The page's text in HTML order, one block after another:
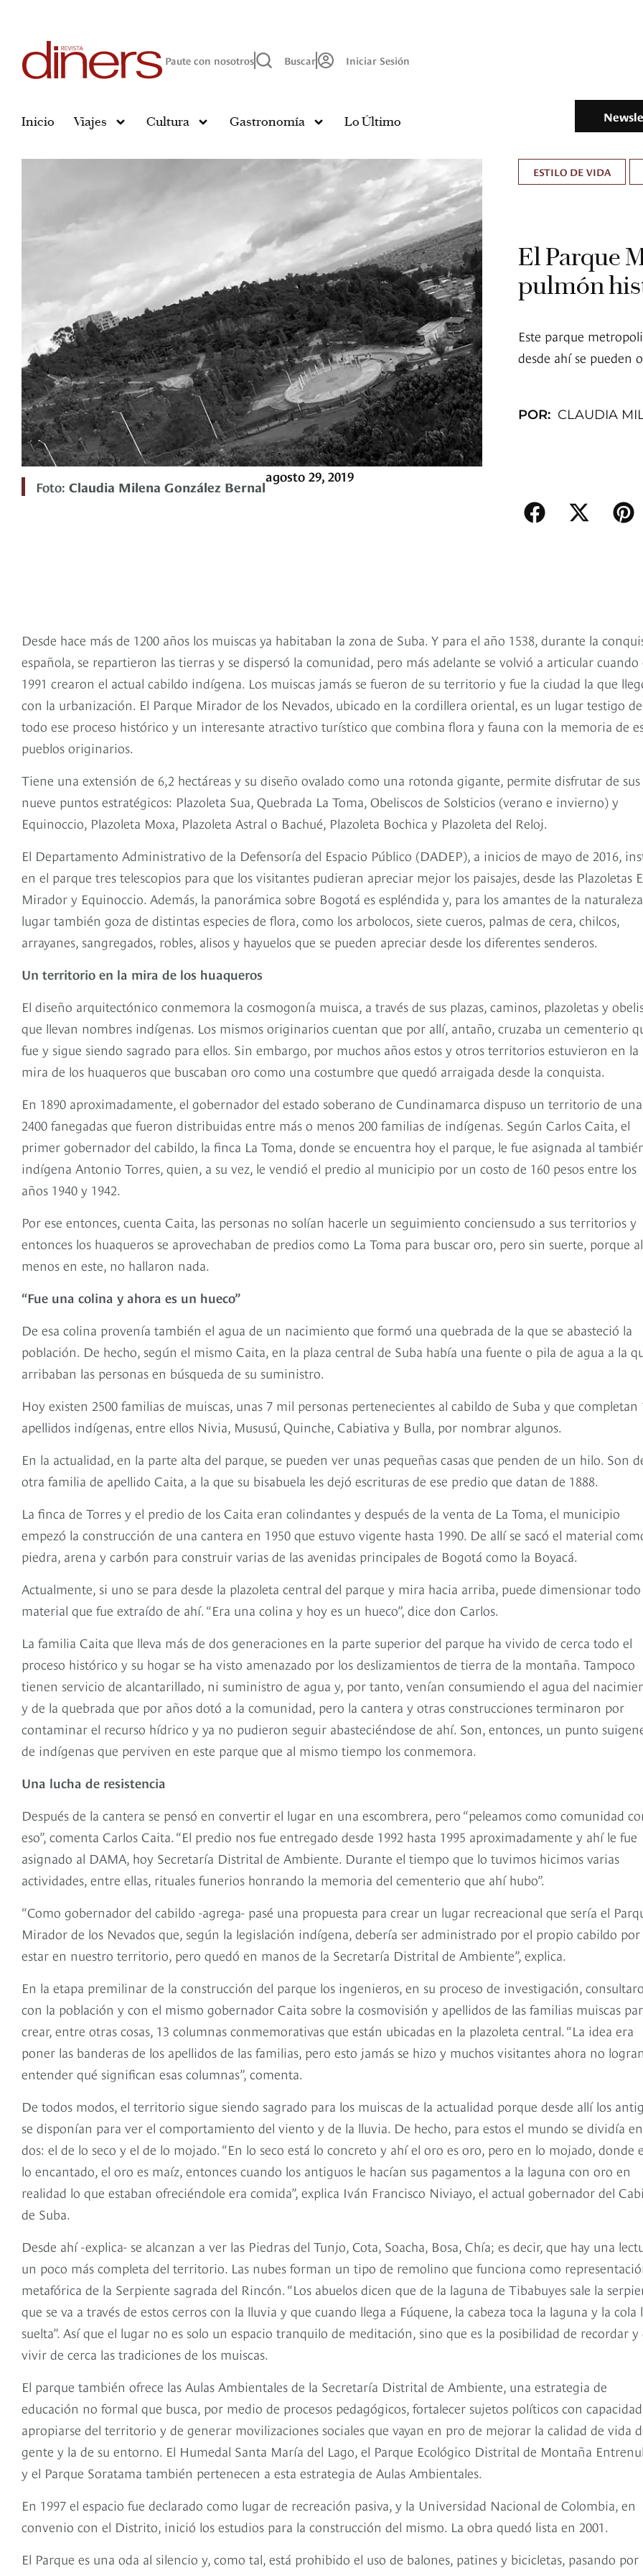
Paute con nosotros Buscar Iniciar Sesión
Inicio Viajes Cultura Gastronomía Lo Último
Foto: Claudia Milena González Bernal
agosto 29, 2019
ESTILO DE VIDA
El Parque
pulmón
Este parque
desde ahí se pueden
POR: CLAUDIA
Desde hace más de 1200 años los muiscas ya habitaban la zona de Suba. Y para el año 1538, durante la
española, se repartieron las tierras y se dispersó la comunidad, pero más adelante se volvió a articular cuando
1991 crearon el actual cabildo indígena. Los muiscas jamás se fueron de su territorio y fue la ciudad la que
con la urbanización. El Parque Mirador de los Nevados, ubicado en la cordillera oriental, es un lugar testigo de
todo ese proceso histórico y un interesante atractivo turístico que combina flora y fauna con la memoria de
pueblos originarios.
Tiene una extensión de 6,2 hectáreas y su diseño ovalado como una rotonda gigante, permite disfrutar de sus
nueve puntos estratégicos: Plazoleta Sua, Quebrada La Toma, Obeliscos de Solsticios (verano e invierno) y
Equinoccio, Plazoleta Moxa, Plazoleta Astral o Bachué, Plazoleta Bochica y Plazoleta del Reloj.
El Departamento Administrativo de la Defensoría del Espacio Público (DADEP), a inicios de mayo de 2016,
en el parque tres telescopios para que los visitantes pudieran apreciar mejor los paisajes, desde las Plazoletas
Mirador y Equinoccio. Además, la panorámica sobre Bogotá es espléndida y, para los amantes de la
lugar también goza de distintas especies de flora, como los arbolocos, siete cueros, palmas de cera, chilcos,
arrayanes, sangregados, robles, alisos y hayuelos que se pueden apreciar desde los diferentes senderos.
Un territorio en la mira de los huaqueros
El diseño arquitectónico conmemora la cosmogonía muisca, a través de sus plazas, caminos, plazoletas y
que llevan nombres indígenas. Los mismos originarios cuentan que por allí, antaño, cruzaba un cementerio
fue y sigue siendo sagrado para ellos. Sin embargo, por muchos años estos y otros territorios estuvieron en la
mira de los huaqueros que buscaban oro como una costumbre que quedó arraigada desde la conquista.
En 1890 aproximadamente, el gobernador del estado soberano de Cundinamarca dispuso un territorio de
2400 fanegadas que fueron distribuidas entre más o menos 200 familias de indígenas. Según Carlos Caita, el
primer gobernador del cabildo, la finca La Toma, donde se encuentra hoy el parque, le fue asignada al
indígena Antonio Torres, quien, a su vez, le vendió el predio al municipio por un costo de 160 pesos entre los
años 1940 y 1942.
Por ese entonces, cuenta Caita, las personas no solían hacerle un seguimiento conciensudo a sus territorios y
entonces los huaqueros se aprovechaban de predios como La Toma para buscar oro, pero sin suerte, porque al
menos en este, no hallaron nada.
“Fue una colina y ahora es un hueco”
De esa colina provenía también el agua de un nacimiento que formó una quebrada de la que se abasteció la
población. De hecho, según el mismo Caita, en la plaza central de Suba había una fuente o pila de agua a la
arribaban las personas en búsqueda de su suministro.
Hoy existen 2500 familias de muiscas, unas 7 mil personas pertenecientes al cabildo de Suba y que completan
apellidos indígenas, entre ellos Nivia, Mususú, Quinche, Cabiativa y Bulla, por nombrar algunos.
En la actualidad, en la parte alta del parque, se pueden ver unas pequeñas casas que penden de un hilo. Son
otra familia de apellido Caita, a la que su bisabuela les dejó escrituras de ese predio que datan de 1888.
La finca de Torres y el predio de los Caita eran colindantes y después de la venta de La Toma, el municipio
empezó la construcción de una cantera en 1950 que estuvo vigente hasta 1990. De allí se sacó el material
piedra, arena y carbón para construir varias de las avenidas principales de Bogotá como la Boyacá.
Actualmente, si uno se para desde la plazoleta central del parque y mira hacia arriba, puede dimensionar todo
material que fue extraído de ahí. “Era una colina y hoy es un hueco”, dice don Carlos.
La familia Caita que lleva más de dos generaciones en la parte superior del parque ha vivido de cerca todo el
proceso histórico y su hogar se ha visto amenazado por los deslizamientos de tierra de la montaña. Tampoco
tienen servicio de alcantarillado, ni suministro de agua y, por tanto, venían consumiendo el agua del
y de la quebrada que por años dotó a la comunidad, pero la cantera y otras construcciones terminaron por
contaminar el recurso hídrico y ya no pudieron seguir abasteciéndose de ahí. Son, entonces, un punto
de indígenas que perviven en este parque que al mismo tiempo los conmemora.
Una lucha de resistencia
Después de la cantera se pensó en convertir el lugar en una escombrera, pero “peleamos como comunidad
eso”, comenta Carlos Caita. “El predio nos fue entregado desde 1992 hasta 1995 aproximadamente y ahí le fue
asignado al DAMA, hoy Secretaría Distrital de Ambiente. Durante el tiempo que lo tuvimos hicimos varias
actividades, entre ellas, rituales funerios honrando la memoria del cementerio que ahí hubo”.
“Como gobernador del cabildo -agrega- pasé una propuesta para crear un lugar recreacional que sería el
Mirador de los Nevados que, según la legislación indígena, debería ser administrado por el propio cabildo por
estar en nuestro territorio, pero quedó en manos de la Secretaría Distrital de Ambiente”, explica.
En la etapa premilinar de la construcción del parque los ingenieros, en su proceso de investigación,
con la población y con el mismo gobernador Caita sobre la cosmovisión y apellidos de las familias muiscas
crear, entre otras cosas, 13 columnas conmemorativas que están ubicadas en la plazoleta central. “La idea era
poner las banderas de los apellidos de las familias, pero esto jamás se hizo y muchos visitantes ahora no logran
entender qué significan esas columnas”, comenta.
De todos modos, el territorio sigue siendo sagrado para los muiscas de la actualidad porque desde allí los
se disponían para ver el comportamiento del viento y de la lluvia. De hecho, para estos el mundo se dividía en
dos: el de lo seco y el de lo mojado. “En lo seco está lo concreto y ahí el oro es oro, pero en lo mojado, donde
lo encantado, el oro es maíz, entonces cuando los antiguos le hacían sus pagamentos a la laguna con oro en
realidad lo que estaban ofreciéndole era comida”, explica Iván Francisco Niviayo, el actual gobernador del
de Suba.
Desde ahí -explica- se alcanzan a ver las Piedras del Tunjo, Cota, Soacha, Bosa, Chía; es decir, que hay una
un poco más completa del territorio. Las nubes forman un tipo de remolino que funciona como
metafórica de la Serpiente sagrada del Rincón. “Los abuelos dicen que de la laguna de Tibabuyes sale la
que se va a través de estos cerros con la lluvia y que cuando llega a Fúquene, la cabeza toca la laguna y la cola
suelta”. Así que el lugar no es solo un espacio tranquilo de meditación, sino que es la posibilidad de recordar y
vivir de cerca las tradiciones de los muiscas.
El parque también ofrece las Aulas Ambientales de la Secretaría Distrital de Ambiente, una estrategia de
educación no formal que busca, por medio de procesos pedagógicos, fortalecer sujetos políticos con
apropiarse del territorio y de generar movilizaciones sociales que vayan en pro de mejorar la calidad de vida
gente y la de su entorno. El Humedal Santa María del Lago, el Parque Ecológico Distrital de Montaña
y el Parque Soratama también pertenecen a esta estrategia de Aulas Ambientales.
En 1997 el espacio fue declarado como lugar de recreación pasiva, y la Universidad Nacional de Colombia, en
convenio con el Distrito, inició los estudios para la construcción del mismo. La obra quedó lista en 2001.
El Parque es una oda al silencio y, como tal, está prohibido el uso de balones, patines y bicicletas, pasando por